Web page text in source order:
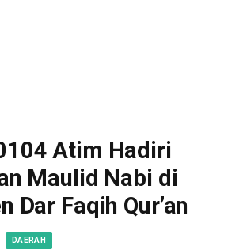
Atim Hadiri
Maulid Nabi di
Dar Faqih Qur’an
DAERAH